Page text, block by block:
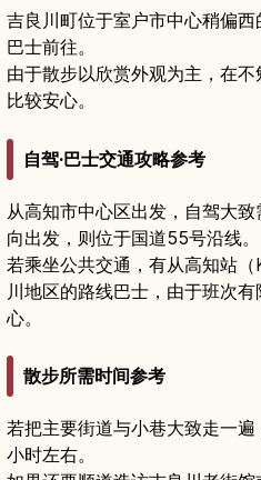
吉良川町位于室户市中心稍偏
巴士前往。
由于散步以欣赏外观为主，在
比较安心。
自驾·巴士交通攻略参考
从高知市中心区出发，自驾大
向出发，则位于国道55号沿线。
若乘坐公共交通，有从高知站
川地区的路线巴士，由于班次
心。
散步所需时间参考
若把主要街道与小巷大致走一
小时左右。